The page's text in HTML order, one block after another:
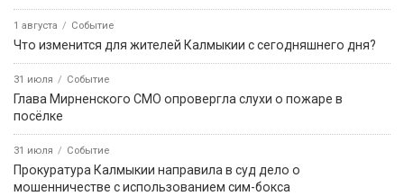
1 августа Событие
Что изменится для жителей Калмыкии с сегодняшнего дня?
31 июля Событие
Глава Мирненского СМО опровергла слухи о пожаре в
посёлке
31 июля Событие
Прокуратура Калмыкии направила в суд дело о
мошенничестве с использованием сим-бокса